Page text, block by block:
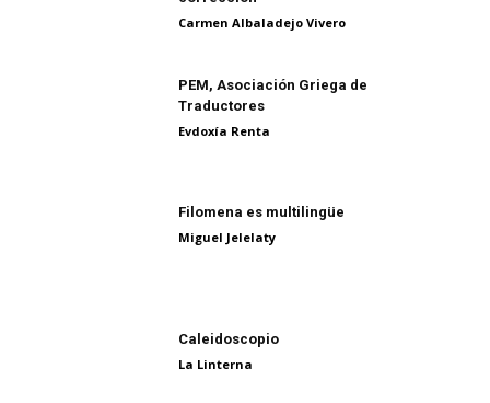
Carmen Albaladejo Vivero
PEM, Asociación Griega de
Traductores
Evdoxía Renta
Filomena es multilingüe
Miguel Jelelaty
Caleidoscopio
La Linterna